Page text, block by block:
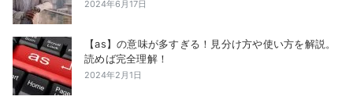
2024年6月17日
【as】の意味が多すぎる！見分け方や使い方を解説。
読めば完全理解！
2024年2月1日